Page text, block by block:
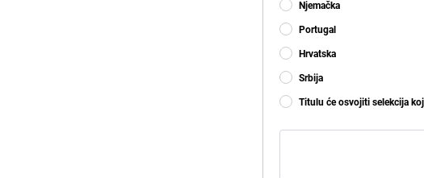
Njemačka
Portugal
Hrvatska
Srbija
Titulu će osvojiti selekcija